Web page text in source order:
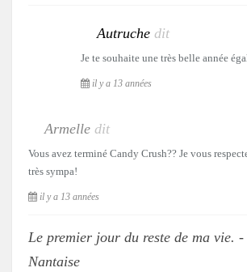
Autruche dit
Je te souhaite une très belle année
il y a 13 années
Armelle dit
Vous avez terminé Candy Crush?? Je vous
très sympa!
il y a 13 années
Le premier jour du reste de ma vie.
Nantaise